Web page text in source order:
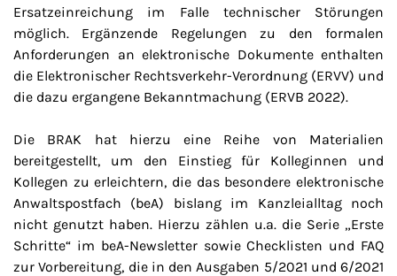
Ersatzeinreichung im Falle technischer Störungen
möglich. Ergänzende Regelungen zu den formalen
Anforderungen an elektronische Dokumente enthalten
die Elektronischer Rechtsverkehr-Verordnung (ERVV) und
die dazu ergangene Bekanntmachung (ERVB 2022).
Die BRAK hat hierzu eine Reihe von Materialien
bereitgestellt, um den Einstieg für Kolleginnen und
Kollegen zu erleichtern, die das besondere elektronische
Anwaltspostfach (beA) bislang im Kanzleialltag noch
nicht genutzt haben. Hierzu zählen u.a. die Serie „Erste
Schritte“ im beA-Newsletter sowie Checklisten und FAQ
zur Vorbereitung, die in den Ausgaben 5/2021 und 6/2021